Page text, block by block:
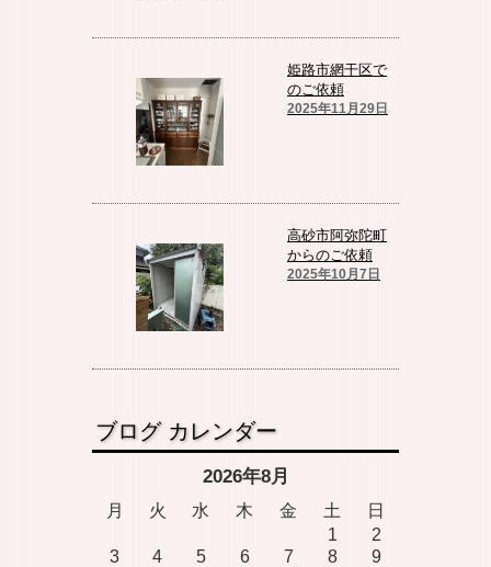
姫路市網干区で
のご依頼
2025年11月29日
高砂市阿弥陀町
からのご依頼
2025年10月7日
ブログ カレンダー
2026年8月
月 火 水 木 金 土
日
1
2
3
4 5 6 7 8
9